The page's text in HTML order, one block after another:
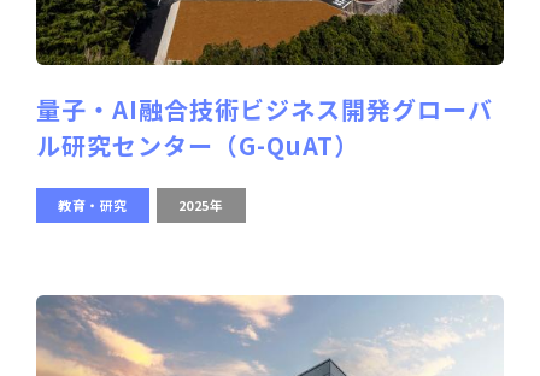
量子・AI融合技術ビジネス開発グローバ
ル研究センター（G-QuAT）
教育・研究 2025年